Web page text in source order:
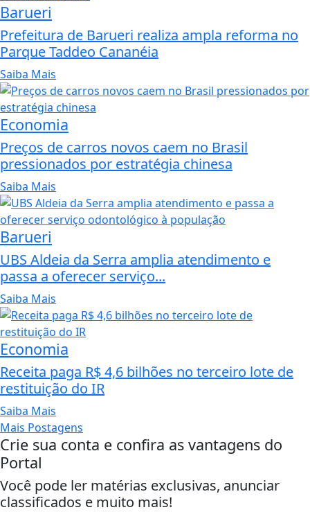
Barueri
Prefeitura de Barueri realiza ampla reforma no
Parque Taddeo Cananéia
Saiba Mais
Economia
Preços de carros novos caem no Brasil
pressionados por estratégia chinesa
Saiba Mais
Barueri
UBS Aldeia da Serra amplia atendimento e
passa a oferecer serviço...
Saiba Mais
Economia
Receita paga R$ 4,6 bilhões no terceiro lote de
restituição do IR
Saiba Mais
Mais Postagens
Crie sua conta e confira as vantagens do
Portal
Você pode ler matérias exclusivas, anunciar
classificados e muito mais!